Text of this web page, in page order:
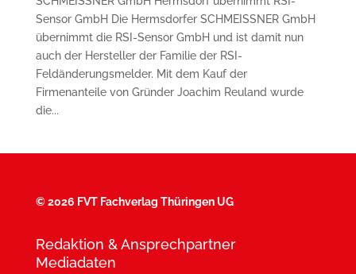
Sensor GmbH Die Hermsdorfer SCHMEISSNER GmbH
übernimmt die RSI-Sensor GmbH und ist damit nun
auch der Hersteller der Familie der RSI-
Feldänderungsmelder. Mit dem Kauf der
Firmenanteile von Gründer Joachim Reuland wurde
die...
©2026 FVT Fachverlag Thüringen UG
Redaktion & Ansprechpartner
Mediadaten